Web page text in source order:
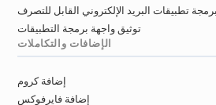
تطبيقات البريد الإلكتروني القابل للتصرف
توثيق واجهة برمجة التطبيقات
الإضافات والتكاملات
إضافة كروم
إضافة فايرفوكس